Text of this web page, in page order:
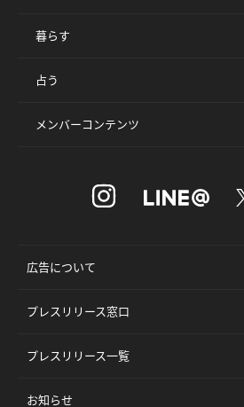
暮らす
占う
メンバーコンテンツ
広告について
プレスリリース窓口
プレスリリース一覧
お知らせ